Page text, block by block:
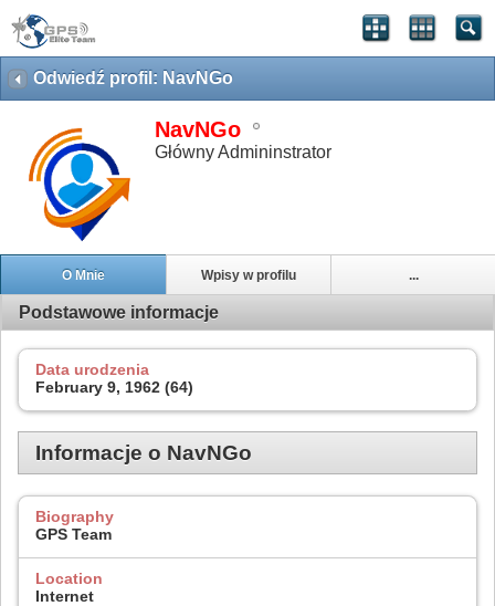
Odwiedź profil: NavNGo
NavNGo
Główny Admininstrator
O Mnie Wpisy w profilu ...
Podstawowe informacje
Data urodzenia
February 9, 1962 (64)
Informacje o NavNGo
Biography
GPS Team
Location
Internet